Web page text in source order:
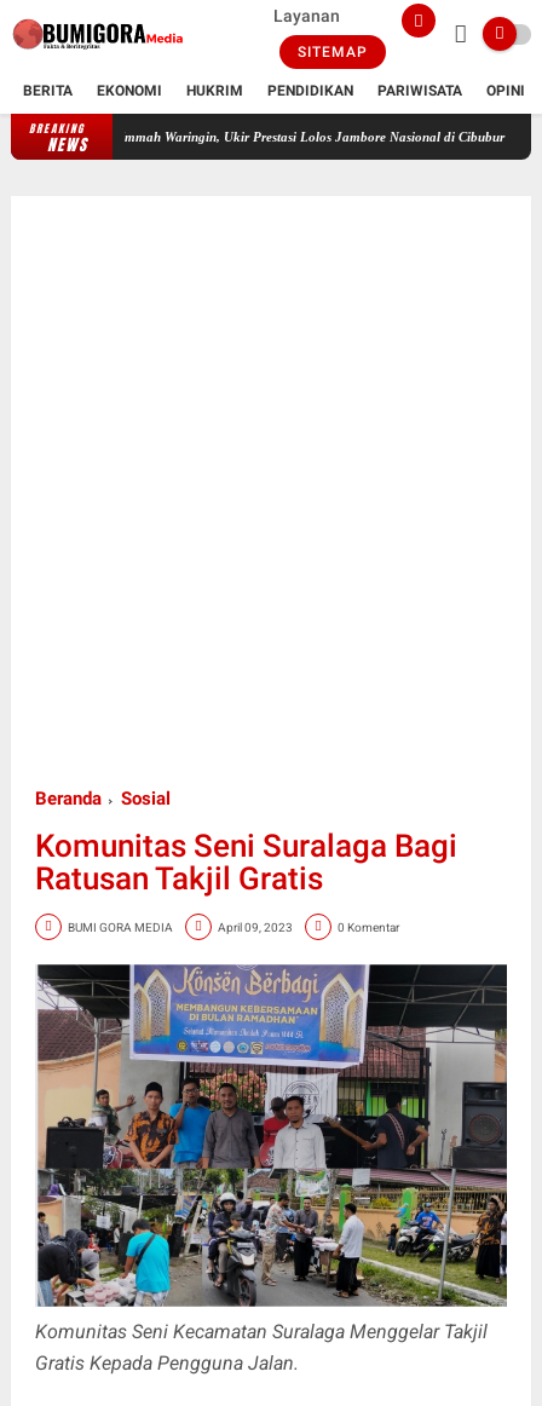
Layanan
SITEMAP
BERITA EKONOMI HUKRIM PENDIDIKAN PARIWISATA OPINI
BREAKING
NEWS Febry Yanthi Mustika Sari, Santriwati SMP Islam Daulatul Ummah
Beranda Sosial
Komunitas Seni Suralaga Bagi
Ratusan Takjil Gratis
BUMI GORA MEDIA April 09, 2023 0 Komentar
Komunitas Seni Kecamatan Suralaga Menggelar Takjil
Gratis Kepada Pengguna Jalan.